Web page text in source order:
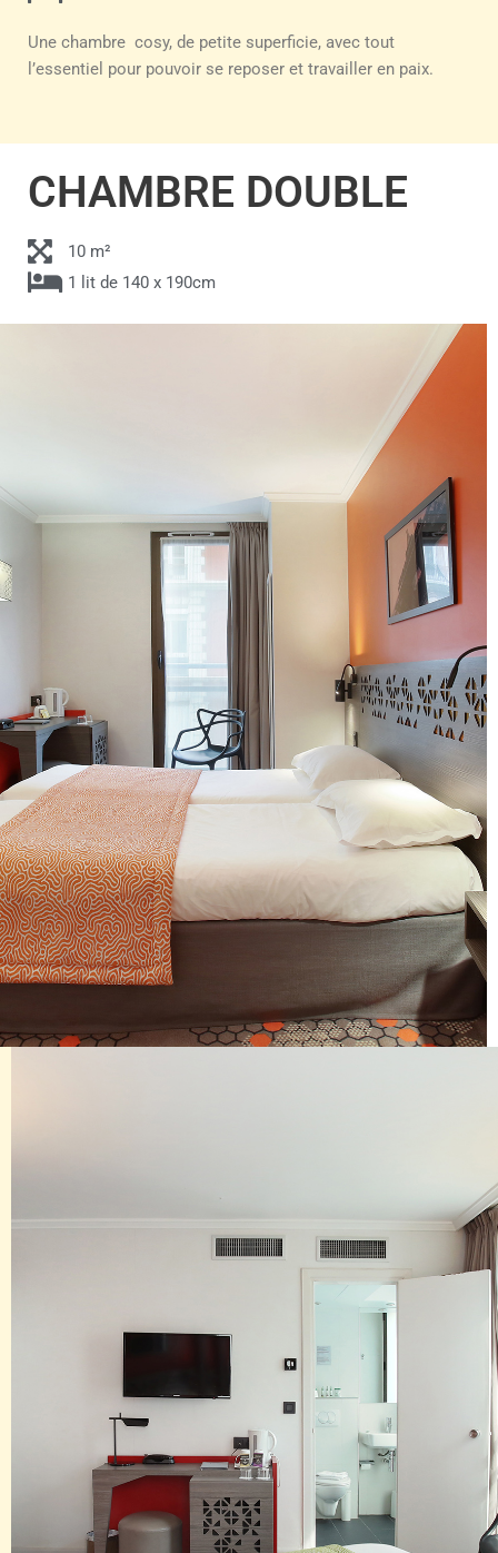
Une chambre cosy, de petite superficie, avec tout
l’essentiel pour pouvoir se reposer et travailler en paix.
CHAMBRE DOUBLE
10 m²
1 lit de 140 x 190cm